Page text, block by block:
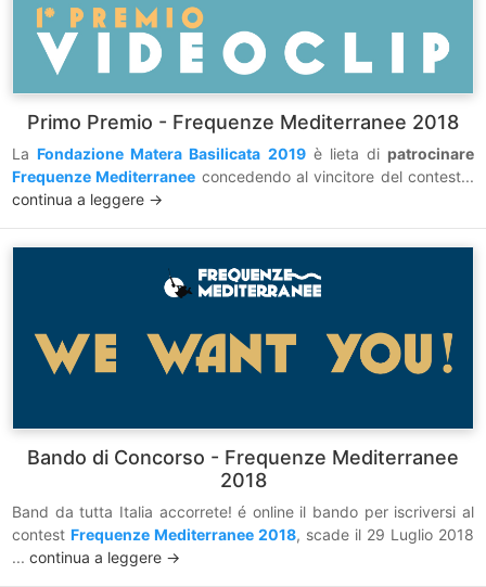
Primo Premio - Frequenze Mediterranee 2018
LaFondazione Matera Basilicata 2019è lieta di patrocinare
Frequenze Mediterranee concedendo al vincitore del contest...
continua a leggere ->
Bando di Concorso - Frequenze Mediterranee
2018
Band da tutta Italia accorrete! é online il bando per iscriversi al
contestFrequenze Mediterranee 2018, scade il 29 Luglio 2018
...continua a leggere ->